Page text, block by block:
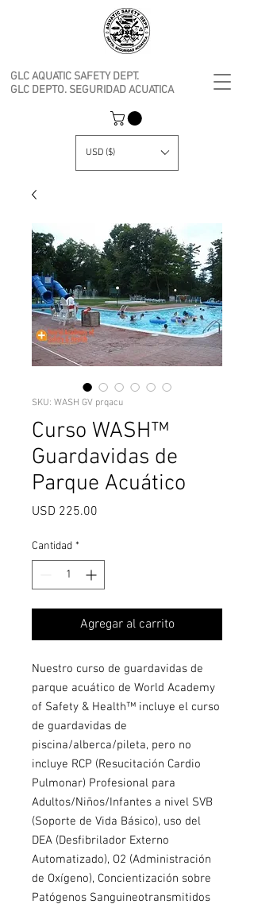
GLC AQUATIC SAFETY DEPT.
GLC DEPTO. SEGURIDAD ACUATICA
USD ($)
SKU: WASH GV prqacu
Curso WASH™
Guardavidas de
Parque Acuático
USD 225.00
Cantidad *
Agregar al carrito
Nuestro curso de guardavidas de
parque acuático de World Academy
of Safety & Health™ incluye el curso
de guardavidas de
piscina/alberca/pileta, pero no
incluye RCP (Resucitación Cardio
Pulmonar) Profesional para
Adultos/Niños/Infantes a nivel SVB
(Soporte de Vida Básico), uso del
DEA (Desfibrilador Externo
Automatizado), O2 (Administración
de Oxígeno), Concientización sobre
Patógenos Sanguineotransmitidos